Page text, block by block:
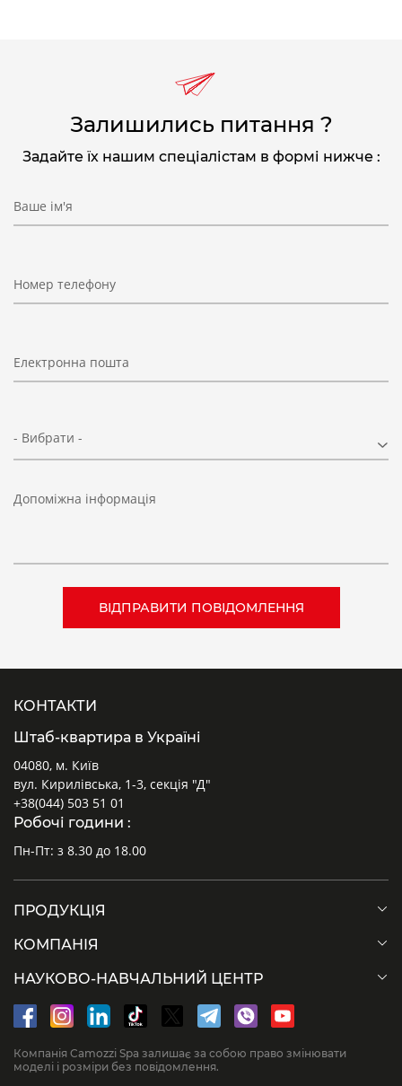
Залишились питання ?
Задайте їх нашим спеціалістам в формі нижче :
Ваше ім'я
Номер телефону
Електронна пошта
- Вибрати -
Допоміжна інформація
КОНТАКТИ
Штаб-квартира в Україні
04080, м. Київ
вул. Кирилівська, 1-3, секція "Д"
+38(044) 503 51 01
Робочі години :
Пн-Пт: з 8.30 до 18.00
ПРОДУКЦІЯ
КОМПАНІЯ
НАУКОВО-НАВЧАЛЬНИЙ ЦЕНТР
Компанія Camozzi Spa залишає за собою право змінювати
моделі і розміри без повідомлення.